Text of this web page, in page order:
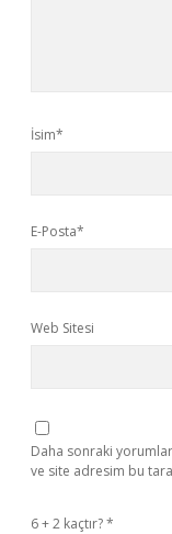
İsim*
E-Posta*
Web Sitesi
Daha sonraki
ve site adresim bu
6 + 2 kaçtır?*